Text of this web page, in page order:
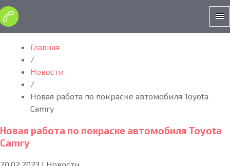
Главная
/
Новости
/
Новая работа по покраске автомобиля Toyota
Camry
Новая работа по покраске автомобиля Toyota
Camry